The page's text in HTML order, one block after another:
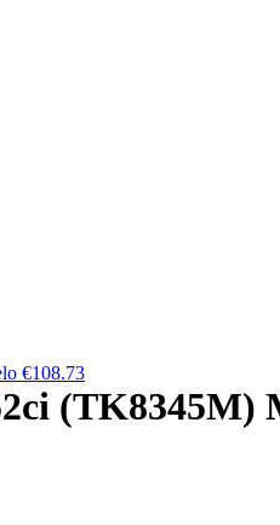
€108.73
(TK8345M)